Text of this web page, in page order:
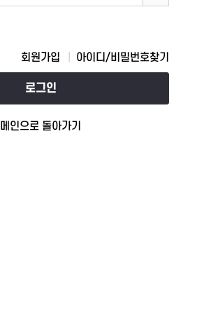
회원가입 아이디/비밀번호찾기
로그인
메인으로 돌아가기